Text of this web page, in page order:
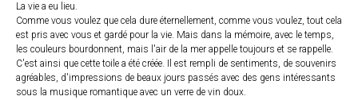
La vie a eu lieu.
Comme vous voulez que cela dure éternellement, comme vous voulez, tout cela
est pris avec vous et gardé pour la vie. Mais dans la mémoire, avec le temps,
les couleurs bourdonnent, mais l'air de la mer appelle toujours et se rappelle.
C'est ainsi que cette toile a été créée. Il est rempli de sentiments, de souvenirs
agréables, d'impressions de beaux jours passés avec des gens intéressants
sous la musique romantique avec un verre de vin doux.